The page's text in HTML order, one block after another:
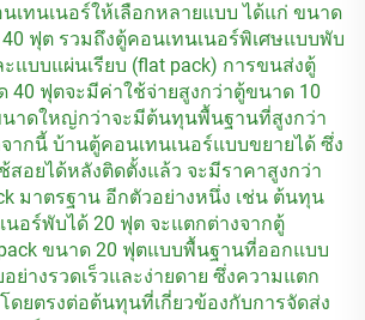
นเทนเนอร์ให้เลือกหลายแบบ ได้แก่ ขนาด
ฟุต รวมถึงตู้คอนเทนเนอร์พิเศษแบบพับ
แบบแผ่นเรียบ (flat pack) การขนส่งตู้
40 ฟุตจะมีค่าใช้จ่ายสูงกว่าตู้ขนาด 10
าดใหญ่กว่าจะมีต้นทุนพื้นฐานที่สูงกว่า
ากนี้ บ้านตู้คอนเทนเนอร์แบบขยายได้ ซึ่ง
สอยได้หลังติดตั้งแล้ว จะมีราคาสูงกว่า
มาตรฐาน อีกตัวอย่างหนึ่ง เช่น ต้นทุน
อร์พับได้ 20 ฟุต จะแตกต่างจากตู้
ขนาด 20 ฟุตแบบพื้นฐานที่ออกแบบ
ย่างรวดเร็วและง่ายดาย ซึ่งความแตก
ดยตรงต่อต้นทุนที่เกี่ยวข้องกับการจัดส่ง